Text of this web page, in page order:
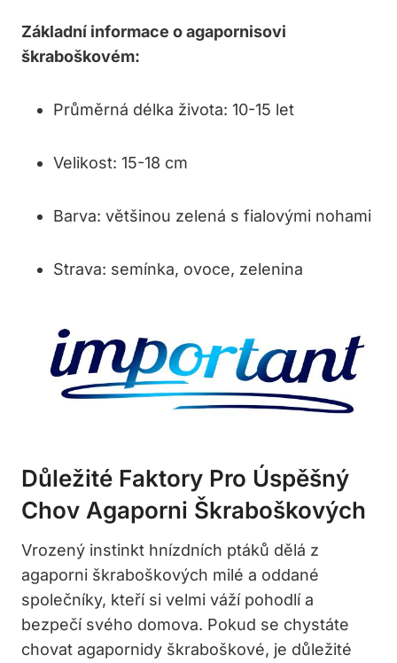
Základní informace o agapornisovi
škraboškovém:
Průměrná délka života: 10-15 let
Velikost: 15-18 cm
Barva: většinou zelená s fialovými nohami
Strava: semínka, ovoce, zelenina
Důležité Faktory Pro Úspěšný
Chov Agaporni Škraboškových
Vrozený instinkt hnízdních ptáků dělá z
agaporni škraboškových milé a oddané
společníky, kteří si velmi váží pohodlí a
bezpečí svého domova. Pokud se chystáte
chovat agapornidy škraboškové, je důležité